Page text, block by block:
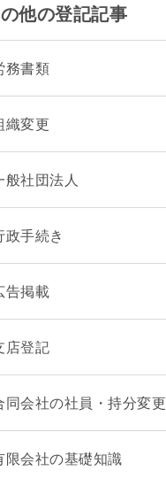
他の登記記事
務書類
織変更
般社団法人
政手続き
告掲載
店登記
同会社の社員・持分変更
限会社の基礎知識